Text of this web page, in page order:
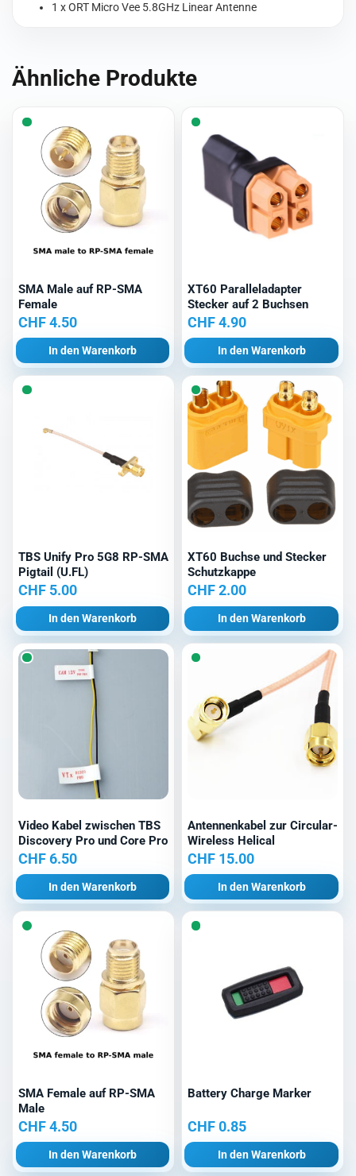
1 x ORT Micro Vee 5.8GHz Linear Antenne
Ähnliche Produkte
SMA Male auf RP-SMA
Female
CHF4.50
In den Warenkorb
XT60 Paralleladapter
Stecker auf 2 Buchsen
CHF4.90
In den Warenkorb
TBS Unify Pro 5G8 RP-SMA
Pigtail (U.FL)
CHF 5.00
In den Warenkorb
XT60 Buchse und Stecker
Schutzkappe
CHF2.00
In den Warenkorb
Video Kabel zwischen TBS
Discovery Pro und Core Pro
CHF6.50
In den Warenkorb
Antennenkabel zur Circular-
Wireless Helical
CHF15.00
In den Warenkorb
SMA Female auf RP-SMA
Male
CHF4.50
In den Warenkorb
Battery Charge Marker
CHF0.85
In den Warenkorb